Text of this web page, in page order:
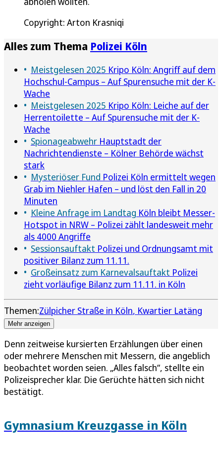
Copyright: Arton Krasniqi
Alles zum Thema Polizei Köln
Meistgelesen 2025 Kripo Köln: Angriff auf dem
Hochschul-Campus – Auf Spurensuche mit der K-
Wache
Meistgelesen 2025 Kripo Köln: Leiche auf der
Herrentoilette – Auf Spurensuche mit der K-
Wache
Spionageabwehr Hauptstadt der
Nachrichtendienste – Kölner Behörde wächst
stark
Mysteriöser Fund Polizei Köln ermittelt wegen
Grab im Niehler Hafen – und löst den Fall in 20
Minuten
Kleine Anfrage im Landtag Köln bleibt Messer-
Hotspot in NRW – Polizei zählt landesweit mehr
als 4000 Angriffe
Sessionsauftakt Polizei und Ordnungsamt mit
positiver Bilanz zum 11.11.
Großeinsatz zum Karnevalsauftakt Polizei
zieht vorläufige Bilanz zum 11.11. in Köln
Themen:Zülpicher Straße in Köln Kwartier Latäng
Mehr anzeigen
Denn zeitweise kursierten Erzählungen über einen
oder mehrere Menschen mit Messern, die angeblich
beobachtet worden seien. „Alles falsch“, stellte ein
Polizeisprecher klar. Die Gerüchte hätten sich nicht
bestätigt.
Gymnasium Kreuzgasse in Köln